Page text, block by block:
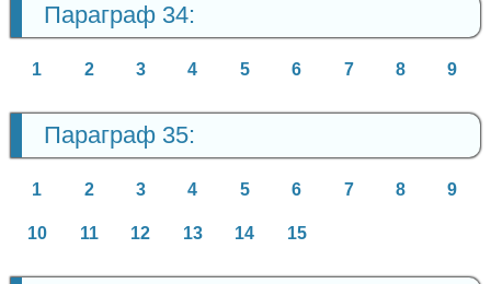
Параграф 34:
1 2 3 4 5 6 7 8 9
Параграф 35:
1 2 3 4 5 6 7 8 9
10 11 12 13 14 15